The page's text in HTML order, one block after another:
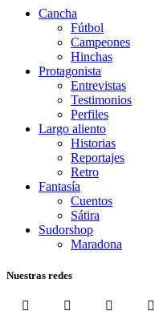
Cancha
Fútbol
Campeones
Hinchas
Protagonista
Entrevistas
Testimonios
Perfiles
Largo aliento
Historias
Reportajes
Retro
Fantasía
Cuentos
Sátira
Sudorshop
Maradona
Nuestras redes